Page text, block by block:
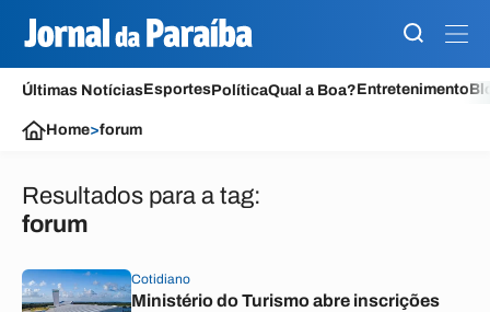
Últimas NotíciasEsportesPolíticaQual a Boa?Entretenimento
Home>forum
Resultados para a tag:
forum
Cotidiano
Ministério do Turismo abre inscrições